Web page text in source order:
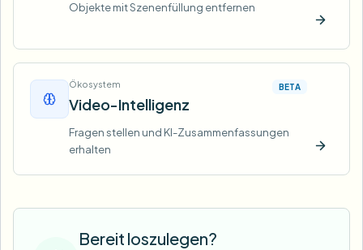
Objekte mit Szenenfüllung entfernen
Jetzt
Ökosystem
Video-Intelligenz
BETA
Fragen stellen und KI-Zusammenfassungen
erhalten
Jetzt
Bereit loszulegen?